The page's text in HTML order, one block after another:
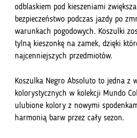
odblaskiem pod kieszeniami
bezpieczeństwo podczas jazdy po
warunkach pogodowych. Koszulki
tylną kieszonkę na zamek, dzięki
najcenniejszych przedmiotów.
Koszulka Negro Absoluto to jedna z
kolorystycznych w kolekcji Mundo
ulubione kolory z nowymi
harmonią barw przez cały sezon.